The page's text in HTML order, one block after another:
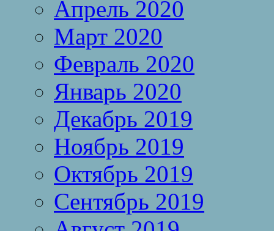
Апрель 2020
Март 2020
Февраль 2020
Январь 2020
Декабрь 2019
Ноябрь 2019
Октябрь 2019
Сентябрь 2019